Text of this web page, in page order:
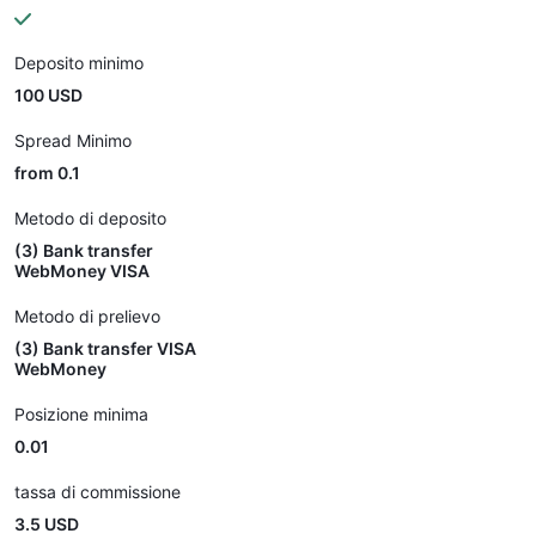
Deposito minimo
100 USD
Spread Minimo
from 0.1
Metodo di deposito
(3) Bank transfer
WebMoney VISA
Metodo di prelievo
(3) Bank transfer VISA
WebMoney
Posizione minima
0.01
tassa di commissione
3.5 USD